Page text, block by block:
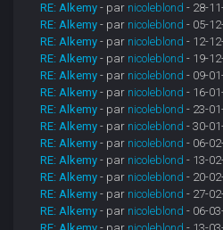
RE: Alkemy - par nicoleblond - 28-
RE: Alkemy - par nicoleblond - 05-
RE: Alkemy - par nicoleblond - 12-
RE: Alkemy - par nicoleblond - 19-
RE: Alkemy - par nicoleblond - 09-
RE: Alkemy - par nicoleblond - 16-
RE: Alkemy - par nicoleblond - 23-
RE: Alkemy - par nicoleblond - 30-
RE: Alkemy - par nicoleblond - 06-
RE: Alkemy - par nicoleblond - 13-
RE: Alkemy - par nicoleblond - 20-
RE: Alkemy - par nicoleblond - 27-
RE: Alkemy - par nicoleblond - 06-